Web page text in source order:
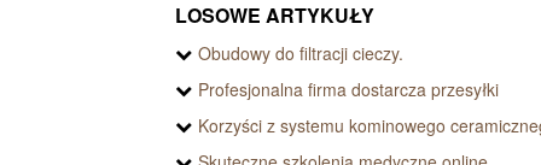
LOSOWE ARTYKUŁY
Obudowy do filtracji cieczy.
Profesjonalna firma dostarcza przesyłki
Korzyści z systemu kominowego